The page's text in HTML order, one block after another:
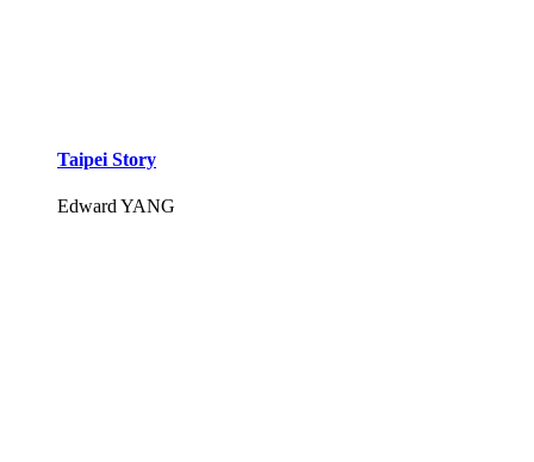
Taipei Story
Edward YANG